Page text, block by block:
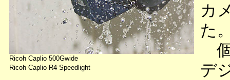
Ricoh Caplio 500Gwide
Ricoh Caplio R4 Speedlight
カ
た
デ